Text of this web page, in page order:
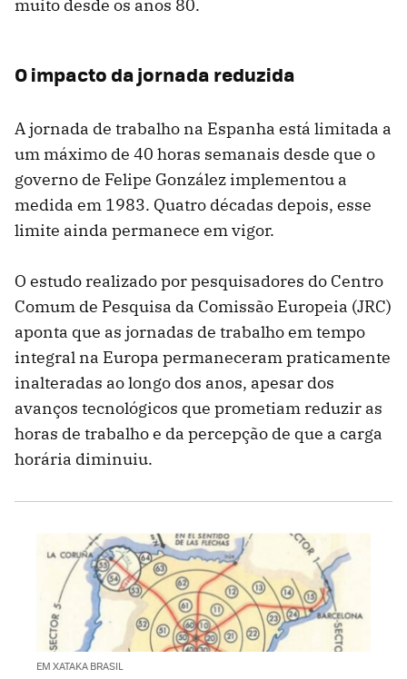
muito desde os anos 80.
O impacto da jornada reduzida
A jornada de trabalho na Espanha está limitada a
um máximo de 40 horas semanais desde que o
governo de Felipe González implementou a
medida em 1983. Quatro décadas depois, esse
limite ainda permanece em vigor.
O estudo realizado por pesquisadores do Centro
Comum de Pesquisa da Comissão Europeia (JRC)
aponta que as jornadas de trabalho em tempo
integral na Europa permaneceram praticamente
inalteradas ao longo dos anos, apesar dos
avanços tecnológicos que prometiam reduzir as
horas de trabalho e da percepção de que a carga
horária diminuiu.
EM XATAKA BRASIL